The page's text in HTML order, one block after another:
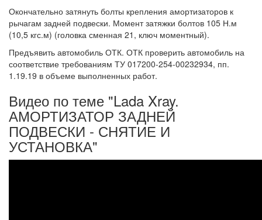
Окончательно затянуть болты крепления амортизаторов к
рычагам задней подвески. Момент затяжки болтов 105 Н.м
(10,5 кгс.м) (головка сменная 21, ключ моментный).
Предъявить автомобиль ОТК. ОТК проверить автомобиль на
соответствие требованиям ТУ 017200-254-00232934, пп.
1.19.19 в объеме выполненных работ.
Видео по теме "Lada Xray.
АМОРТИЗАТОР ЗАДНЕЙ
ПОДВЕСКИ - СНЯТИЕ И
УСТАНОВКА"